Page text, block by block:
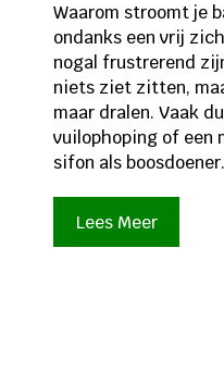
Waarom stroomt je
ondanks een vrij
nogal frustrerend
niets ziet zitten,
maar dralen. Vaak
vuilophoping of een
sifon als
Lees Meer